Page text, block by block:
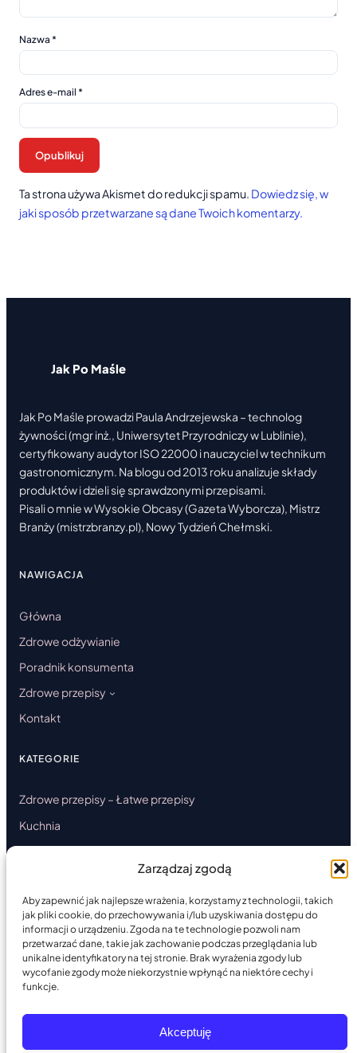
Zarządzaj zgodą
Aby zapewnić jak najlepsze wrażenia, korzystamy z technologii, takich
jak pliki cookie, do przechowywania i/lub uzyskiwania dostępu do
informacji o urządzeniu. Zgoda na te technologie pozwoli nam
przetwarzać dane, takie jak zachowanie podczas przeglądania lub
unikalne identyfikatory na tej stronie. Brak wyrażenia zgody lub
wycofanie zgody może niekorzystnie wpłynąć na niektóre cechy i
funkcje.
Akceptuję
Nazwa *
Adres e-mail *
Ta strona używa Akismet do redukcji spamu. Dowiedz się, w
jaki sposób przetwarzane są dane Twoich komentarzy.
Jak Po Maśle
Jak Po Maśle prowadzi Paula Andrzejewska – technolog
żywności (mgr inż., Uniwersytet Przyrodniczy w Lublinie),
certyfikowany audytor ISO 22000 i nauczyciel w technikum
gastronomicznym. Na blogu od 2013 roku analizuje składy
produktów i dzieli się sprawdzonymi przepisami.
Pisali o mnie w Wysokie Obcasy (Gazeta Wyborcza), Mistrz
Branży (mistrzbranzy.pl), Nowy Tydzień Chełmski.
NAWIGACJA
Główna
Zdrowe odżywianie
Poradnik konsumenta
Zdrowe przepisy
Kontakt
KATEGORIE
Zdrowe przepisy – Łatwe przepisy
Kuchnia
Ciasta
Przystawki
Desery
Okazjonalna
Artykuł sponsorowany